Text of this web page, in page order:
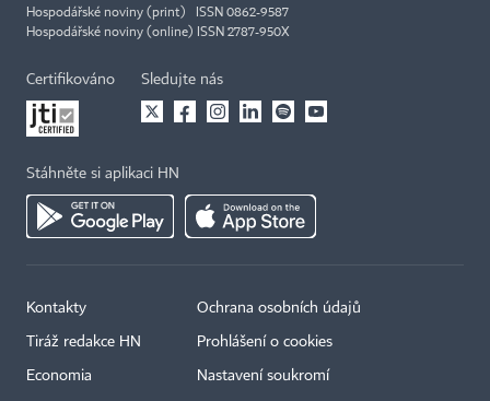
Hospodářské noviny (print) ISSN 0862-9587
Hospodářské noviny (online) ISSN 2787-950X
Certifikováno Sledujte nás
Stáhněte si aplikaci HN
Kontakty
Tiráž redakce HN
Economia
Ochrana osobních údajů
Prohlášení o cookies
Nastavení soukromí